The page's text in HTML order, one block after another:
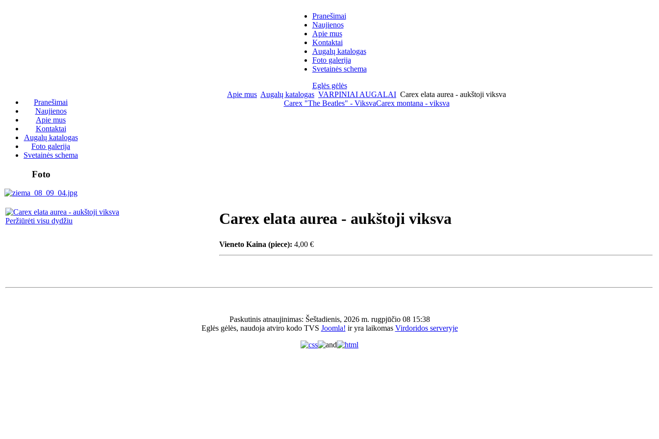
Pranešimai
Naujienos
Apie mus
Kontaktai
Augalų katalogas
Foto galerija
Svetainės schema
Eglės gėlės
Pranešimai
Naujienos
Apie mus
Kontaktai
Augalų katalogas
Foto galerija
Svetainės schema
Foto
Apie mus Augalų katalogas VARPINIAI AUGALAI Carex elata aurea - aukštoji viksva
Carex "The Beatles" - ViksvaCarex montana - viksva
Peržiūrėti visu dydžiu Carex elata aurea - aukštoji viksva
Vieneto Kaina (piece): 4,00 €
Paskutinis atnaujinimas: Šeštadienis, 2026 m. rugpjūčio 08 15:38
Eglės gėlės, naudoja atviro kodo TVS Joomla! ir yra laikomas Virdoridos serveryje